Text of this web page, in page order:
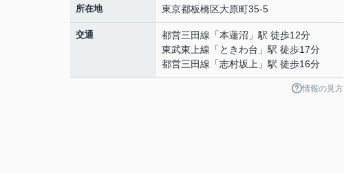
所在地 東京都板橋区大原町35-5
交通 都営三田線 「本蓮沼 」駅 徒歩12分
東武東上線 「 ときわ台 」駅 徒歩17分
都営三田線 「志村坂上 」駅 徒歩16分
情報の見方